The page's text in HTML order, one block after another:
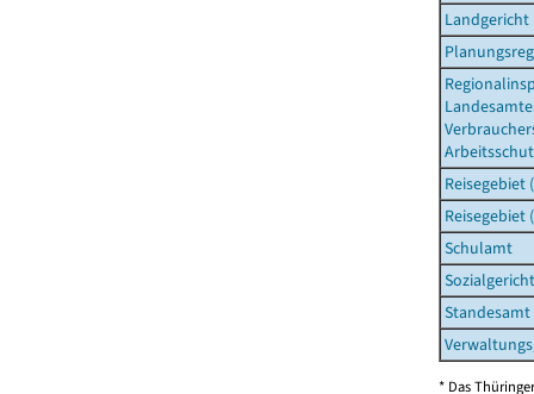
Landgericht
Reisegebiet
Reisegebiet
Schulamt
Sozialgericht
Standesamt
* Das